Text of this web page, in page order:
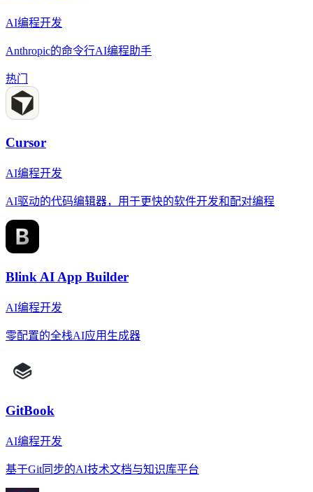
AI编程开发
Anthropic的命令行AI编程助手
热门
Cursor
AI编程开发
AI驱动的代码编辑器，用于更快的软件开发和配对编程
Blink AI App Builder
AI编程开发
零配置的全栈AI应用生成器
GitBook
AI编程开发
基于Git同步的AI技术文档与知识库平台